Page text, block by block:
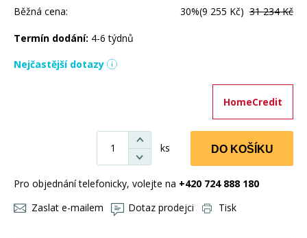
Běžná cena: 30%(9 255 Kč) 31 234 Kč
Termín dodání: 4-6 týdnů
Nejčastější dotazy
HomeCredit
ks DO KOŠÍKU
Pro objednání telefonicky, volejte na +420 724 888 180
Zaslat e-mailem
Dotaz prodejci Tisk